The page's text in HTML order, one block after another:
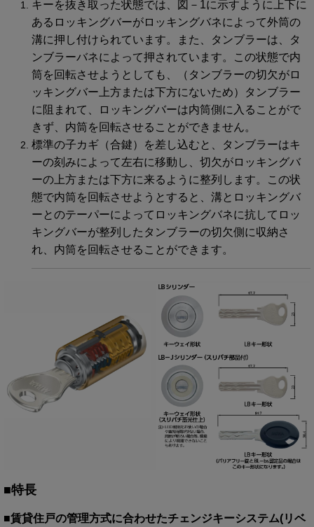
キーを抜き取った状態では、図－1に示すように上下に
あるロッキングバーがロッキングバネによって外筒の
溝に押し付けられています。また、タンブラーは、タ
ンブラーバネによって押されています。この状態で内
筒を回転させようとしても、（タンブラーの切欠がロ
ッキングバー上方または下方にないため）タンブラー
に阻まれて、ロッキングバーは内筒側に入ることがで
きず、内筒を回転させることができません。
標準の子カギ（合鍵）を差し込むと、タンブラーはキ
ーの刻みによって左右に移動し、切欠がロッキングバ
ーの上方または下方に来るように整列します。この状
態で内筒を回転させようとすると、溝とロッキングバ
ーとのテーパーによってロッキングバネに抗してロッ
キングバーが整列したタンブラーの切欠側に収納さ
れ、内筒を回転させることができます。
■特長
■賃貸住戸の管理方式に合わせたチェンジキーシステム(リベ